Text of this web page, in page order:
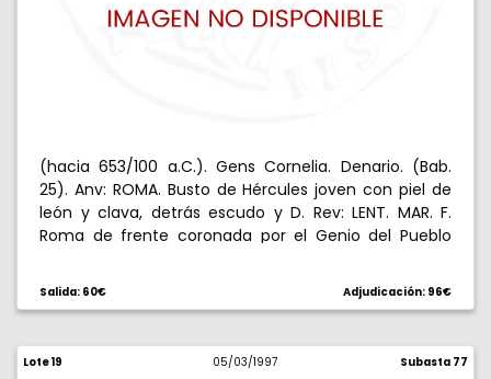
(hacia 653/100 a.C.). Gens Cornelia. Denario. (Bab.
25). Anv: ROMA. Busto de Hércules joven con piel de
león y clava, detrás escudo y D. Rev: LENT. MAR. F.
Roma de frente coronada por el Genio del Pueblo
MBC+/MBC.
Salida: 60€ Adjudicación: 96€
Lote 19 05/03/1997 Subasta 77